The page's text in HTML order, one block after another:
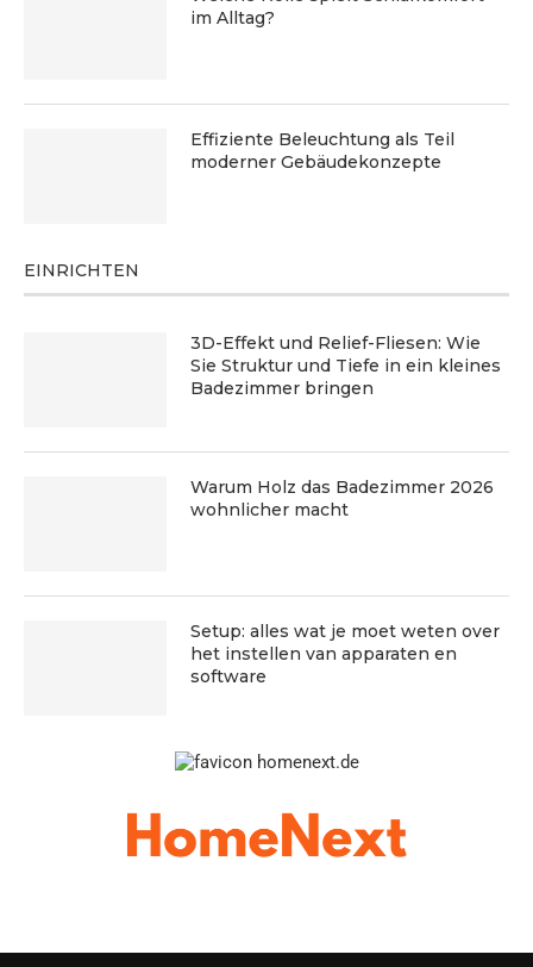
im Alltag?
Effiziente Beleuchtung als Teil
moderner Gebäudekonzepte
EINRICHTEN
3D-Effekt und Relief-Fliesen: Wie
Sie Struktur und Tiefe in ein kleines
Badezimmer bringen
Warum Holz das Badezimmer 2026
wohnlicher macht
Setup: alles wat je moet weten over
het instellen van apparaten en
software